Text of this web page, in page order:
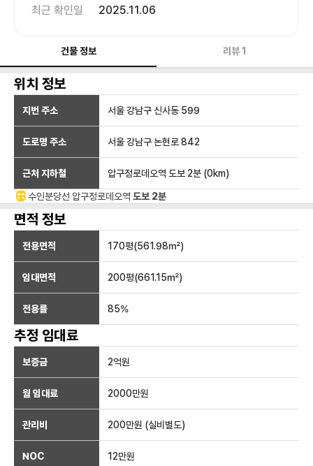
최근 확인일
2025.11.06
건물 정보 리뷰1
위치 정보
지번 주소 서울 강남구 신사동 599
도로명 주소 서울 강남구 논현로 842
근처 지하철 압구정로데오역 도보 2분 (0km)
수인분당선 압구정로데오역 도보 2분
면적 정보
전용면적 170평(561.98㎡)
임대면적 200평(661.15㎡)
전용률 85%
추정 임대료
보증금 2억원
월 임대료 2000만원
관리비 200만원 (실비별도)
NOC 12만원